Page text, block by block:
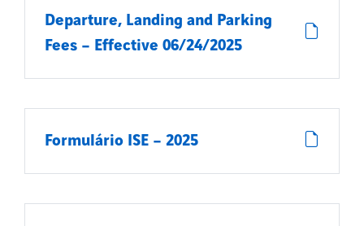
Departure, Landing and Parking
Fees – Effective 06/24/2025
Formulário ISE – 2025